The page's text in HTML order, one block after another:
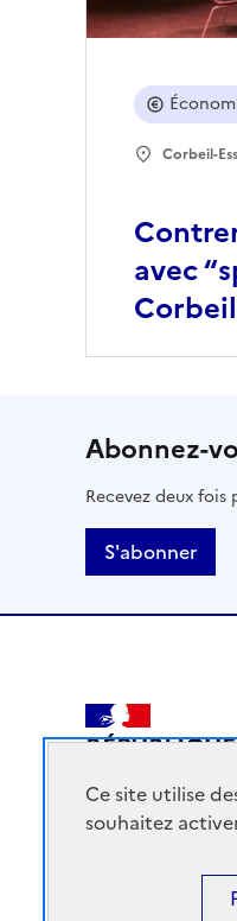
Ce site utilise
souhaitez
avec
Corbeil-
Abonnez-
Recevez deux
S'abonner
RÉPUBLIQUE